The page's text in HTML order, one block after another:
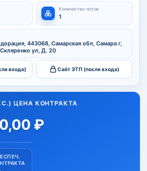
Количество лотов
1
443068, Самарская обл, Самара г,
ул, Д. 20
входа) Сайт ЭТП (после входа)
ЦЕНА КОНТРАКТА
₽